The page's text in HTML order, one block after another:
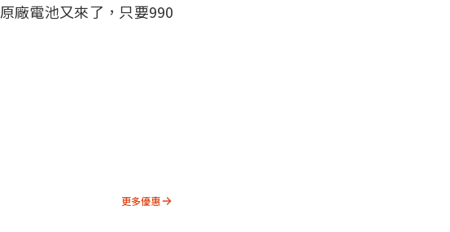
原廠電池又來了，只要990
更多優惠